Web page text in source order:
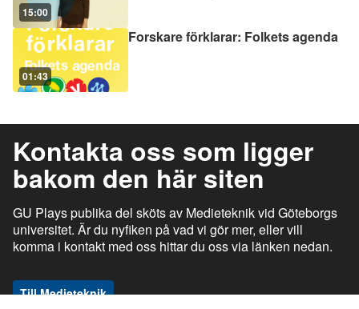
15:00
01:43
Forskare förklarar: Folkets agenda
Kontakta oss som ligger
bakom den här siten
GU Plays publika del sköts av Medieteknik vid Göteborgs
universitet. Är du nyfiken på vad vi gör mer, eller vill
komma i kontakt med oss hittar du oss via länken nedan.
Till Medieteknik